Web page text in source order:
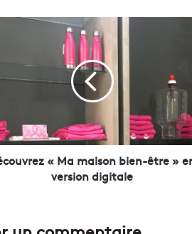
« Ma maison bien-être »
version digitale